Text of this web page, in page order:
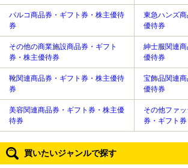
パルコ商品券・ギフト券・株主優待
券
東急ハンズ
優待券
その他の商業施設商品券・ギフト
券・株主優待券
紳士服関連
優待券
靴関連商品券・ギフト券・株主優待
券
宝飾品関連
優待券
美容関連商品券・ギフト券・株主優
待券
その他ファ
券・ギフト
買いたいジャンルで探す